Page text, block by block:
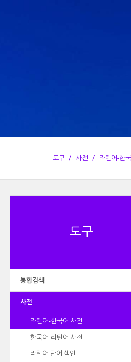
도구 사전 라틴어-한
도구
통합검색
사전
라틴어-한국어 사전
한국어-라틴어 사전
라틴어 단어 색인